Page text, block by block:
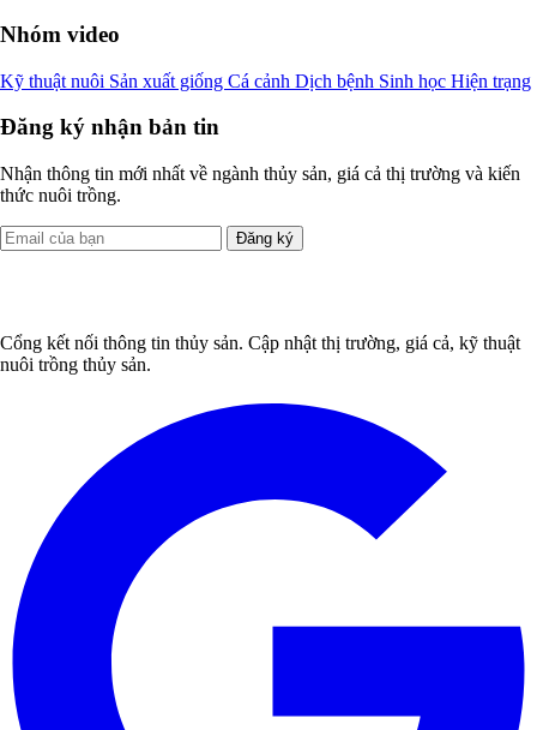
Nhóm video
Kỹ thuật nuôi Sản xuất giống Cá cảnh Dịch bệnh Sinh học Hiện trạng
Đăng ký nhận bản tin
Nhận thông tin mới nhất về ngành thủy sản, giá cả thị trường và kiến
thức nuôi trồng.
Đăng ký
Cổng kết nối thông tin thủy sản. Cập nhật thị trường, giá cả, kỹ thuật
nuôi trồng thủy sản.